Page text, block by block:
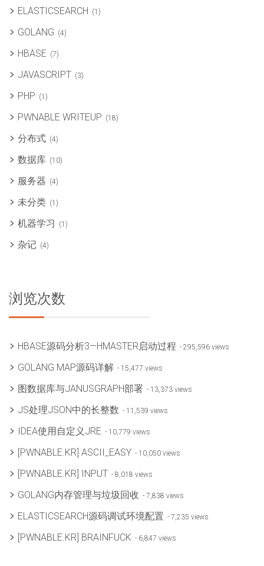
ELASTICSEARCH (1)
GOLANG (4)
HBASE (7)
JAVASCRIPT (3)
PHP (1)
PWNABLE WRITEUP (18)
分布式 (4)
数据库 (10)
服务器 (4)
未分类 (1)
机器学习 (1)
杂记 (4)
浏览次数
HBASE源码分析3—HMASTER启动过程 - 295,596 views
GOLANG MAP源码详解 - 15,477 views
图数据库与JANUSGRAPH部署 - 13,373 views
JS处理JSON中的长整数 - 11,539 views
IDEA使用自定义JRE - 10,779 views
[PWNABLE.KR] ASCII_EASY - 10,050 views
[PWNABLE.KR] INPUT - 8,018 views
GOLANG内存管理与垃圾回收 - 7,838 views
ELASTICSEARCH源码调试环境配置 - 7,235 views
[PWNABLE.KR] BRAINFUCK - 6,847 views